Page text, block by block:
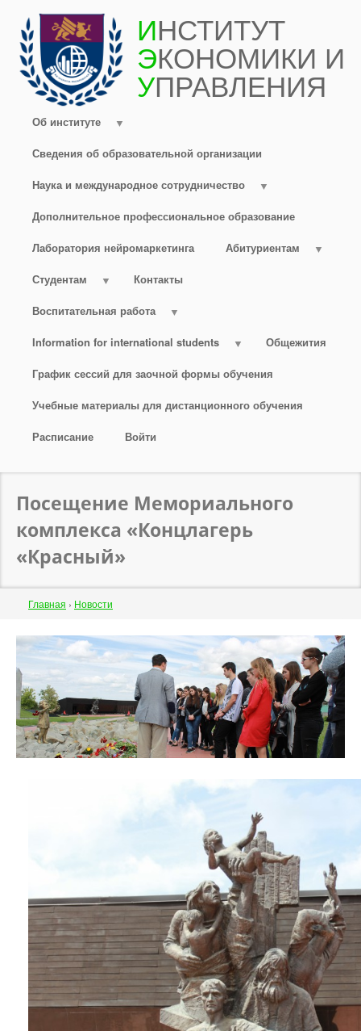
Перейти
основному
содержанию
ИНСТИТУТ
ЭКОНОМИКИ И
УПРАВЛЕНИЯ
Об институте
Сведения об образовательной организации
Наука и международное сотрудничество
Дополнительное профессиональное образование
Лаборатория нейромаркетинга Абитуриентам
Студентам Контакты
Воспитательная работа
Information for international students Общежития
График сессий для заочной формы обучения
Учебные материалы для дистанционного обучения
Расписание Войти
Посещение Мемориального
комплекса «Концлагерь
«Красный»
Строка
навигации
Главная › Новости
Back
to
top